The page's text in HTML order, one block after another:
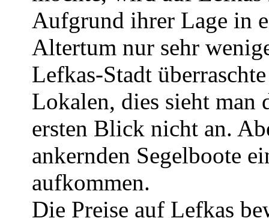
Aufgrund ihrer Lage in
Altertum nur sehr
Lefkas-Stadt
Lokalen, dies sieht man
ersten Blick nicht an.
ankernden Segelboote
aufkommen.
Die Preise auf Lefkas